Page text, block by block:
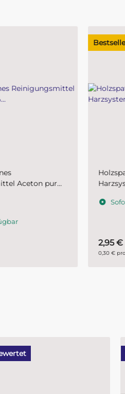
Rührstäbe 30 cm für
10 Stück